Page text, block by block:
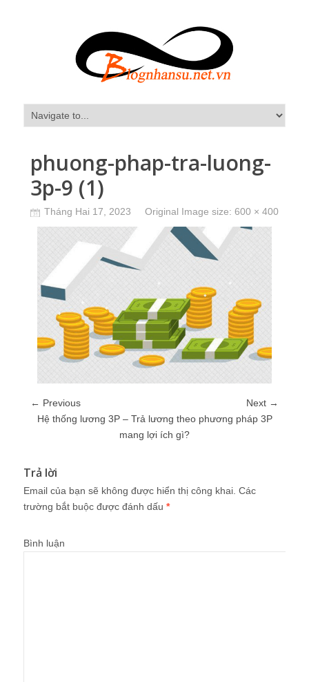
phuong-phap-tra-luong-
3p-9 (1)
Tháng Hai 17, 2023 Original Image size: 600 × 400
← Previous
Next →
Hệ thống lương 3P – Trả lương theo phương pháp 3P
mang lợi ích gì?
Trả lời
Email của bạn sẽ không được hiển thị công khai. Các
trường bắt buộc được đánh dấu *
Bình luận